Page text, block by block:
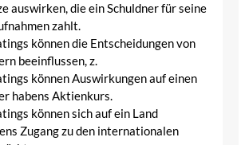
auswirken, die ein Schuldner für seine
zahlt.
können die Entscheidungen von
beeinflussen, z.
können Auswirkungen auf einen
habens Aktienkurs.
können sich auf ein Land
Zugang zu den internationalen